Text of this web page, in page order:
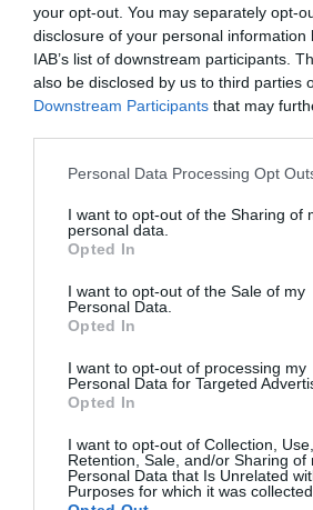
your opt-out. You may separately opt-
disclosure of your personal information
IAB’s list of downstream participants.
also be disclosed by us to third parties
Downstream Participants that may
Personal Data Processing Opt
I want to opt-out of the Sharing of
personal data.
Opted In
I want to opt-out of the Sale of my
Personal Data.
Opted In
I want to opt-out of processing my
Personal Data for Targeted
Opted In
I want to opt-out of Collection, Use,
Retention, Sale, and/or Sharing of
Personal Data that Is Unrelated
Purposes for which it was collected.